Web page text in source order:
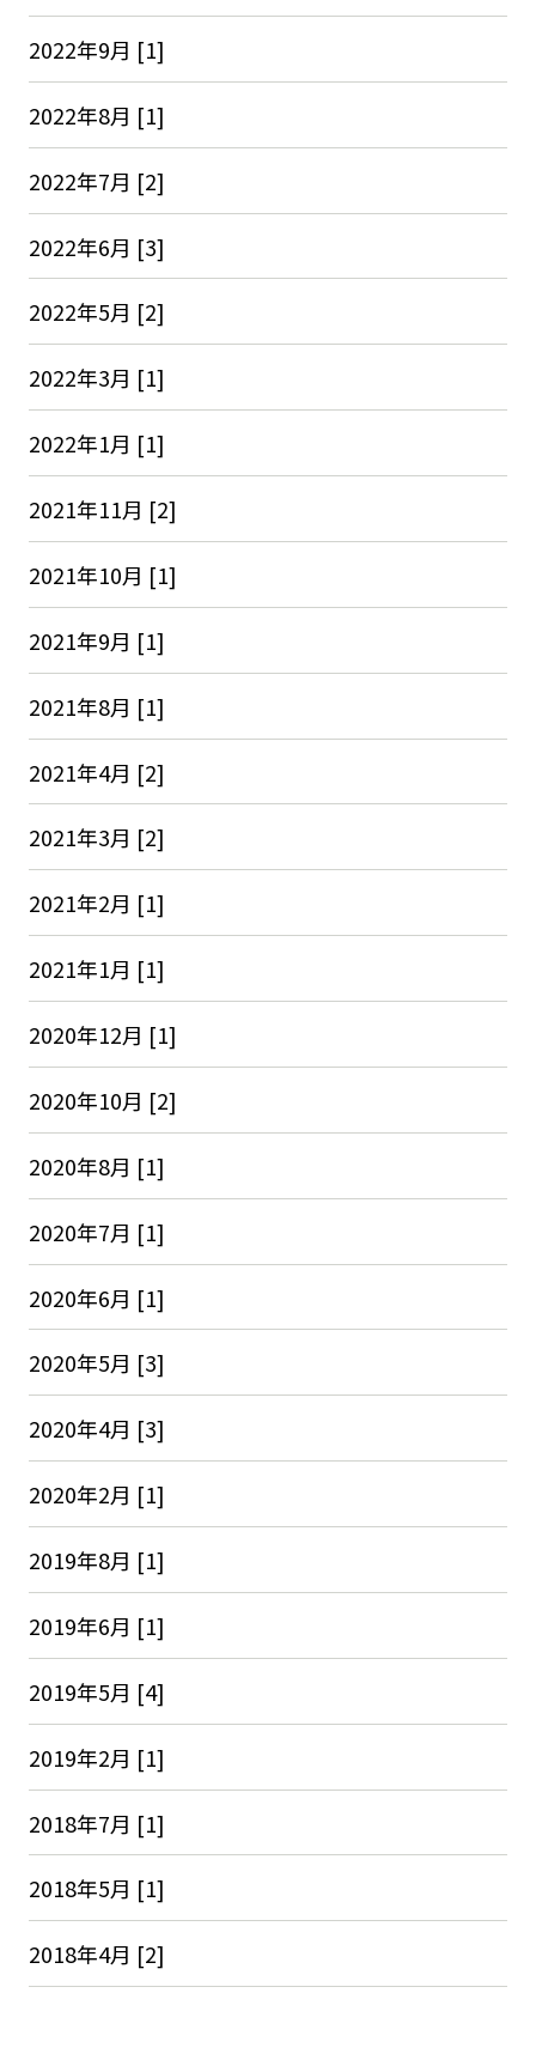
2022年9月 [1]
2022年8月 [1]
2022年7月 [2]
2022年6月 [3]
2022年5月 [2]
2022年3月 [1]
2022年1月 [1]
2021年11月 [2]
2021年10月 [1]
2021年9月 [1]
2021年8月 [1]
2021年4月 [2]
2021年3月 [2]
2021年2月 [1]
2021年1月 [1]
2020年12月 [1]
2020年10月 [2]
2020年8月 [1]
2020年7月 [1]
2020年6月 [1]
2020年5月 [3]
2020年4月 [3]
2020年2月 [1]
2019年8月 [1]
2019年6月 [1]
2019年5月 [4]
2019年2月 [1]
2018年7月 [1]
2018年5月 [1]
2018年4月 [2]